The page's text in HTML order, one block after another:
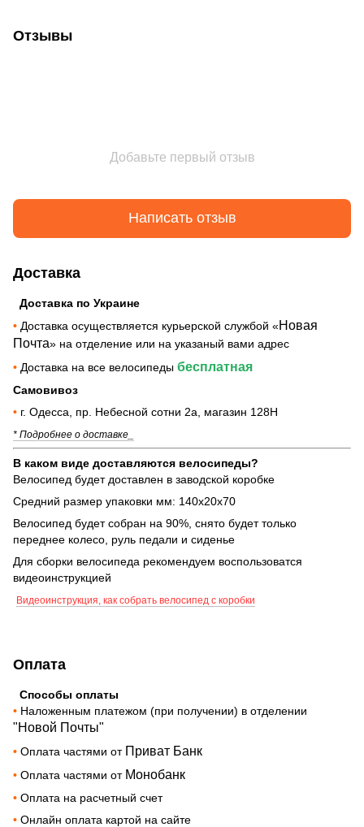
Отзывы
Добавьте первый отзыв
Написать отзыв
Доставка
Доставка по Украине
• Доставка осуществляется курьерской службой «Новая
Почта» на отделение или на указаный вами адрес
• Доставка на все велосипеды бесплатная
Самовивоз
• г. Одесса, пр. Небесной сотни 2а, магазин 128Н
* Подробнее о доставке_
В каком виде доставляются велосипеды?
Велосипед будет доставлен в заводской коробке
Средний размер упаковки мм: 140х20х70
Велосипед будет собран на 90%, снято будет только
переднее колесо, руль педали и сиденье
Для сборки велосипеда рекомендуем воспользоватся
видеоинструкцией
Видеоинструкция, как собрать велосипед с коробки
Оплата
Способы оплаты
• Наложенным платежом (при получении) в отделении
"Новой Почты"
• Оплата частями от Приват Банк
• Оплата частями от Монобанк
• Оплата на расчетный счет
• Онлайн оплата картой на сайте